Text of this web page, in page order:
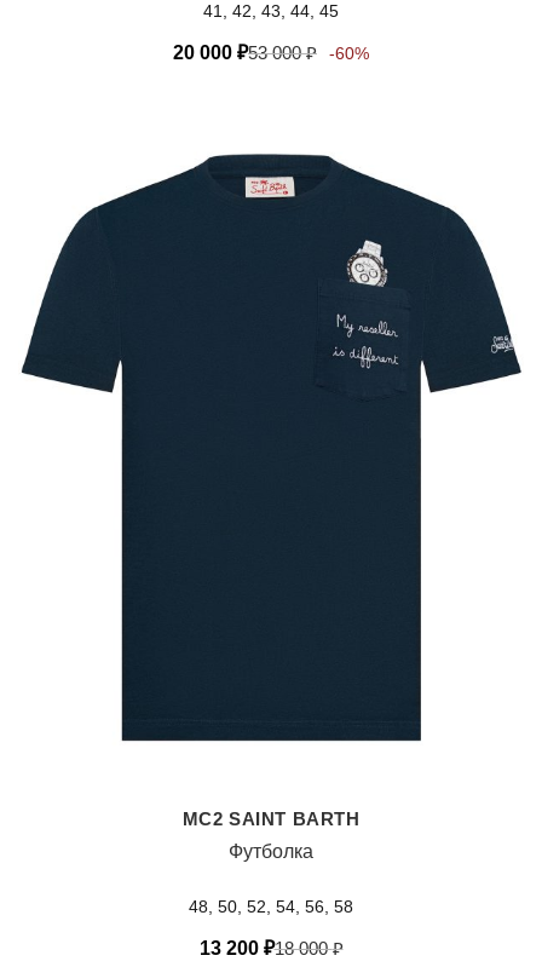
41, 42, 43, 44, 45
20 000 ₽53 000₽ -60%
MC2 SAINT BARTH
Футболка
48, 50, 52, 54, 56, 58
13 200 ₽18 000₽